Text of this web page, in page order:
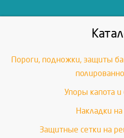
Пороги, подножки, защиты
Упоры капота и
Накладки
Защитные сетки на